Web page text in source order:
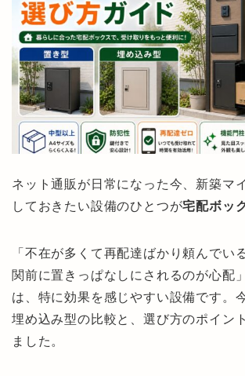
ネット通販が日常になった今、新築マ
しておきたい設備のひとつが宅配ボッ
「不在が多くて再配達ばかり頼んでい
関前に置きっぱなしにされるのが心配
は、特に効果を感じやすい設備です。
埋め込み型の比較と、選び方のポイン
ました。